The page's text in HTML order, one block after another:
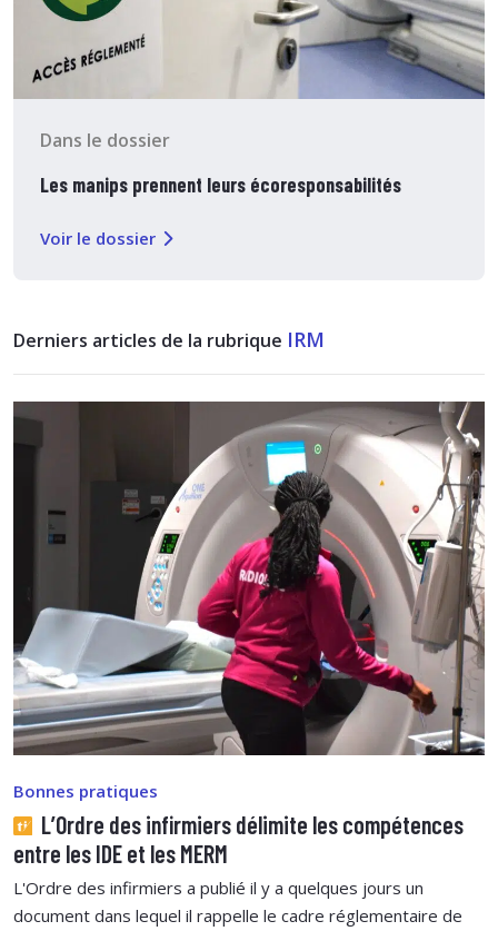
Dans le dossier
Les manips prennent leurs écoresponsabilités
Voir le dossier
Derniers articles de la rubrique IRM
Bonnes pratiques
L’Ordre des infirmiers délimite les compétences
entre les IDE et les MERM
L'Ordre des infirmiers a publié il y a quelques jours un
document dans lequel il rappelle le cadre réglementaire de